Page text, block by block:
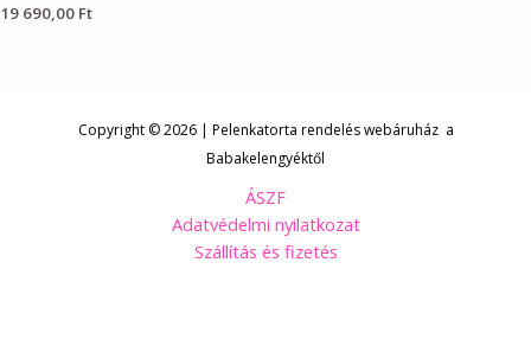
19 690,00 Ft
Copyright © 2026 | Pelenkatorta rendelés webáruház a
Babakelengyéktől
ÁSZF
Adatvédelmi nyilatkozat
Szállítás és fizetés